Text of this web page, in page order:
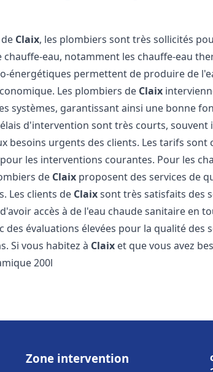
Claix, les plombiers sont très sollicités
chauffe-eau, notamment les chauffe-eau
énergétiques permettent de produire de
Les plombiers de Claix
systèmes, garantissant ainsi une bonne
d'intervention sont très courts,
besoins urgents des clients. Les tarifs
les interventions courantes. Pour les
de Claix proposent des services de
Les clients de Claixsont très satisfaits des
accès à de l'eau chaude sanitaire en
des évaluations élevées pour la qualité des
Si vous habitez à Claix et que vous avez
200l
Zone intervention